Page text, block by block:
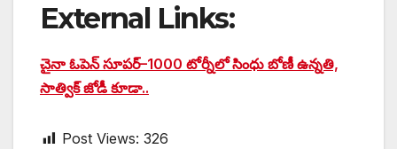
External Links:
చైనా ఓపెన్‌‌‌‌ సూపర్‌‌‌‌–1000 టోర్నీలో సింధు బోణీ ఉన్నతి,
సాత్విక్‌‌‌‌ జోడీ కూడా..
Post Views: 326